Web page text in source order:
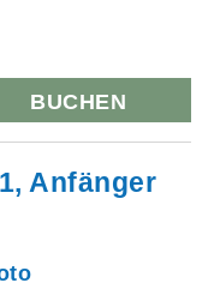
BUCHEN
Anfänger